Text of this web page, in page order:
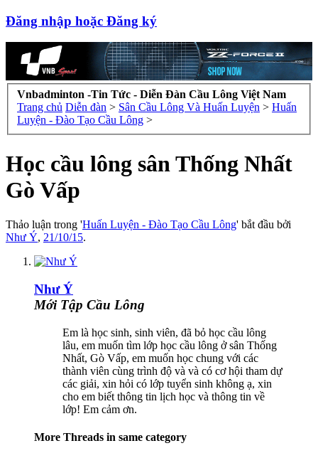
Đăng nhập hoặc Đăng ký
Vnbadminton -Tin Tức - Diễn Đàn Cầu Lông Việt Nam
Trang chủ Diễn đàn > Sân Cầu Lông Và Huấn Luyện > Huấn
Luyện - Đào Tạo Cầu Lông >
Học cầu lông sân Thống Nhất
Gò Vấp
Thảo luận trong 'Huấn Luyện - Đào Tạo Cầu Lông' bắt đầu bởi
Như Ý, 21/10/15.
Như Ý
Mới Tập Cầu Lông
Em là học sinh, sinh viên, đã bỏ học cầu lông
lâu, em muốn tìm lớp học cầu lông ở sân Thống
Nhất, Gò Vấp, em muốn học chung với các
thành viên cùng trình độ và và có cơ hội tham dự
các giải, xin hỏi có lớp tuyển sinh không ạ, xin
cho em biết thông tin lịch học và thông tin về
lớp! Em cảm ơn.
More Threads in same category